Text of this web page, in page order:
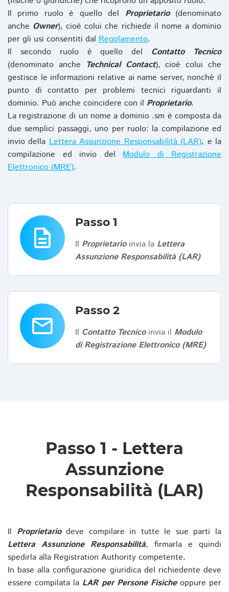
Il primo ruolo è quello del Proprietario(denominato
anche Owner), cioè colui che richiede il nome a dominio
per gli usi consentiti dal Regolamento.
Il secondo ruolo è quello del Contatto Tecnico
(denominato anche Technical Contact), cioè colui che
gestisce le informazioni relative ai name server, nonchè il
punto di contatto per problemi tecnici riguardanti il
dominio. Può anche coincidere con il Proprietario.
La registrazione di un nome a dominio .sm è composta da
due semplici passaggi, uno per ruolo: la compilazione ed
invio dellaLettera Assunzione Responsabilità (LAR), e la
compilazione ed invio del Modulo di Registrazione
Elettronico (MRE).
description
Passo 1
Il Proprietarioinvia la Lettera
Assunzione Responsabilità (LAR)
email
Passo 2
Il Contatto Tecnicoinvia il Modulo
di Registrazione Elettronico (MRE)
Passo 1 - Lettera
Assunzione
Responsabilità (LAR)
Il Proprietariodeve compilare in tutte le sue parti la
Lettera Assunzione Responsabilità, firmarla e quindi
spedirla alla Registration Authority competente.
In base alla configurazione giuridica del richiedente deve
essere compilata la LAR per Persone Fisicheoppure per